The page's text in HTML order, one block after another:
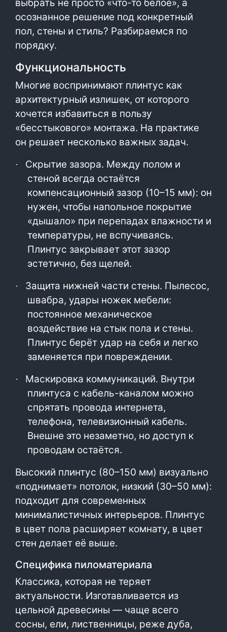
выбрать не просто «что-то белое», а
осознанное решение под конкретный
пол, стены и стиль? Разбираемся по
порядку.
Функциональность
Многие воспринимают плинтус как
архитектурный излишек, от которого
хочется избавиться в пользу
«бесстыкового» монтажа. На практике
он решает несколько важных задач.
·
Скрытие зазора. Между полом и
стеной всегда остаётся
компенсационный зазор (10–15 мм): он
нужен, чтобы напольное покрытие
«дышало» при перепадах влажности и
температуры, не вспучиваясь.
Плинтус закрывает этот зазор
эстетично, без щелей.
·
Защита нижней части стены. Пылесос,
швабра, удары ножек мебели:
постоянное механическое
воздействие на стык пола и стены.
Плинтус берёт удар на себя и легко
заменяется при повреждении.
·
Маскировка коммуникаций. Внутри
плинтуса с кабель-каналом можно
спрятать провода интернета,
телефона, телевизионный кабель.
Внешне это незаметно, но доступ к
проводам остаётся.
Высокий плинтус (80–150 мм) визуально
«поднимает» потолок, низкий (30–50 мм):
подходит для современных
минималистичных интерьеров. Плинтус
в цвет пола расширяет комнату, в цвет
стен делает её выше.
Специфика пиломатериала
Классика, которая не теряет
актуальности. Изготавливается из
цельной древесины — чаще всего
сосны, ели, лиственницы, реже дуба,